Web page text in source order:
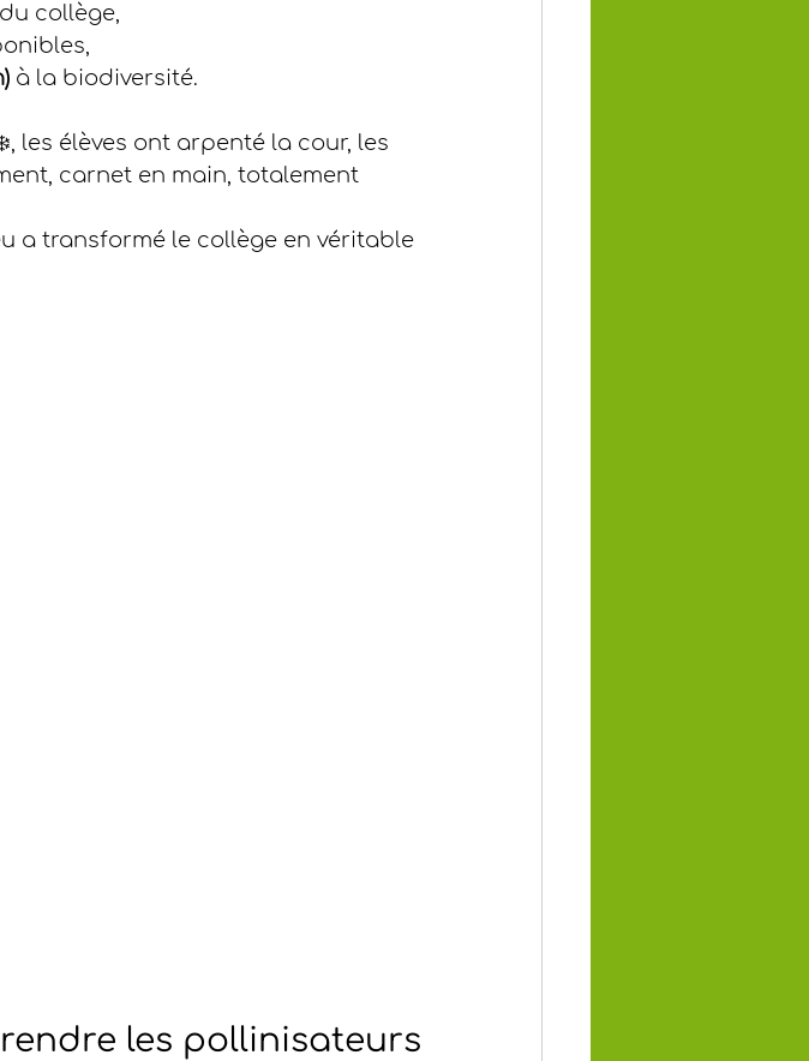
collège,
à la biodiversité.
les élèves ont arpenté la cour, les
carnet en main, totalement
a transformé le collège en véritable
les pollinisateurs